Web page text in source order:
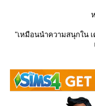
"เหมือนนำความสนุกใน